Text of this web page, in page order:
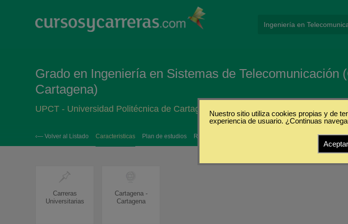
Grado en Ingeniería en Sistemas de Telecomunicación
Cartagena)
UPCT - Universidad Politécnica de Cartagena
‹— Volver al Listado Caracteristicas Plan de estudios Requisitos
Carreras
Universitarias
Cartagena -
Cartagena
Nuestro sitio utiliza cookies propias y de
experiencia de usuario. ¿Continuas
Aceptar